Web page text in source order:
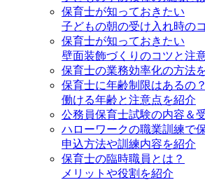
保育士が知っておきたい
子どもの朝の受け入れ時の
保育士が知っておきたい
壁面装飾づくりのコツと注
保育士の業務効率化の方法
保育士に年齢制限はあるの？
働ける年齢と注意点を紹介
公務員保育士試験の内容＆
ハローワークの職業訓練で
申込方法や訓練内容を紹介
保育士の臨時職員とは？
メリットや役割を紹介